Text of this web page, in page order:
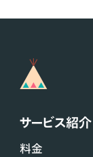
サービス紹介
料金